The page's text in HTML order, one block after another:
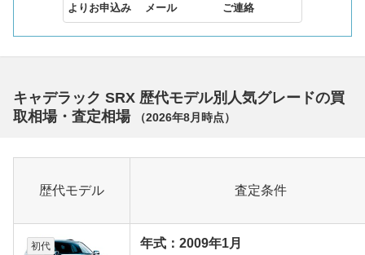
よりお申込み
メール
ご連絡
キャデラック SRX 歴代モデル別人気グレードの買
取相場・査定相場
（2026年8月 時点）
歴代モデル 査定条件
初代
年式：2009年1月